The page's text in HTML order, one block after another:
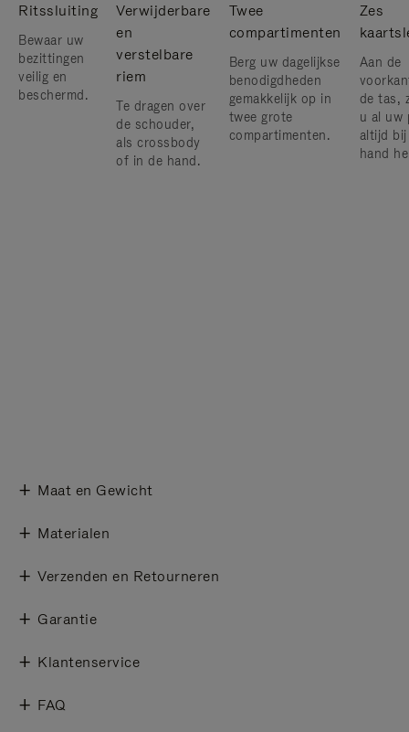
Ritssluiting
Bewaar uw
bezittingen
veilig en
beschermd.
Verwijderbare
en
verstelbare
riem
Te dragen over
de schouder,
als crossbody
of in de hand.
Twee
compartimenten
Berg uw dagelijkse
benodigdheden
gemakkelijk op in
twee grote
compartimenten.
Zes
Aan de
de tas,
u al uw
altijd bij
hand
Maat en Gewicht
Materialen
Verzenden en Retourneren
Garantie
Klantenservice
FAQ